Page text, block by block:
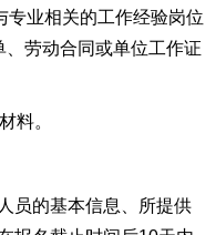
专业相关的工作经验岗位
劳动合同或单位工作证
料。
员的基本信息、所提供